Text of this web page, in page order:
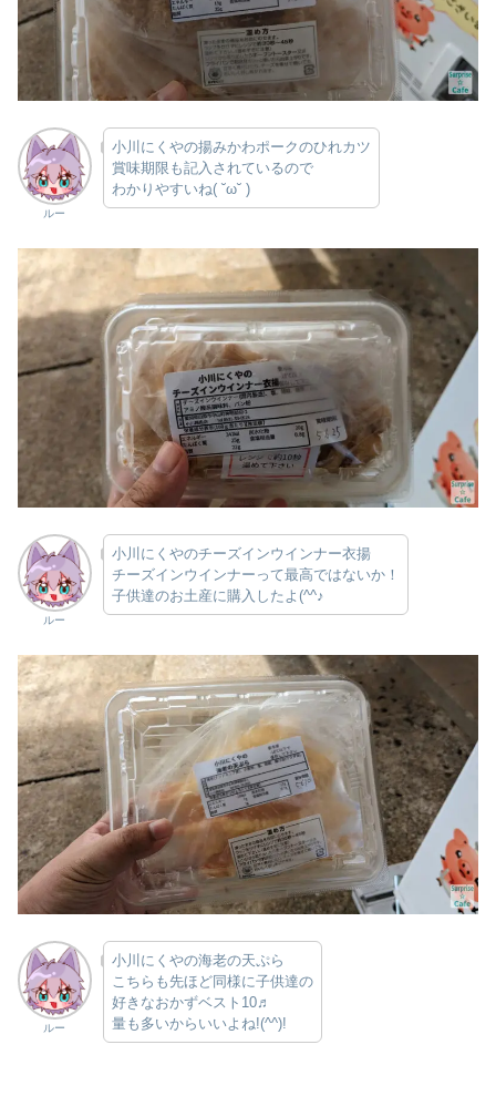
ルー
小川にくやの揚みかわポークのひれカツ
賞味期限も記入されているので
わかりやすいね( ˘ω˘ )
ルー
小川にくやのチーズインウインナー衣揚
チーズインウインナーって最高ではないか！
子供達のお土産に購入したよ(^^♪
ルー
小川にくやの海老の天ぷら
こちらも先ほど同様に子供達の
好きなおかずベスト10♬
量も多いからいいよね!(^^)!